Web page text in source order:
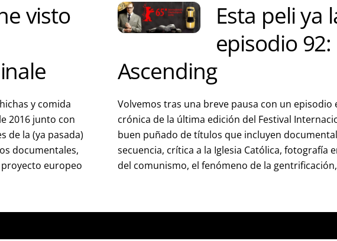
visto
y comida
2016 junto con
de la (ya pasada)
documentales,
europeo
Esta peli ya
episodio
Ascending
Volvemos tras una breve pausa con un episodio
crónica de la última edición del Festival
buen puñado de títulos que incluyen
secuencia, crítica a la Iglesia Católica, fotografía
del comunismo, el fenómeno de la